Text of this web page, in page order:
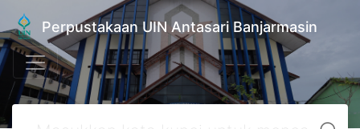
Perpustakaan UIN Antasari Banjarmasin